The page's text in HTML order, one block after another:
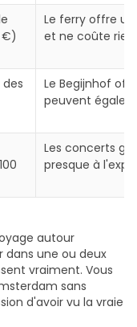
€)
Le ferry offre
et ne coûte rien.
Le Begijnhof
peuvent égaler.
Les concerts
presque à
autour
dans une ou deux
vraiment. Vous
sans
d'avoir vu la vraie